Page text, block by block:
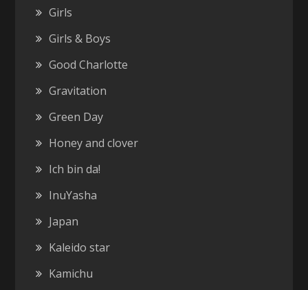
Girls
Girls & Boys
Good Charlotte
Gravitation
Green Day
Honey and clover
Ich bin da!
InuYasha
Japan
Kaleido star
Kamichu